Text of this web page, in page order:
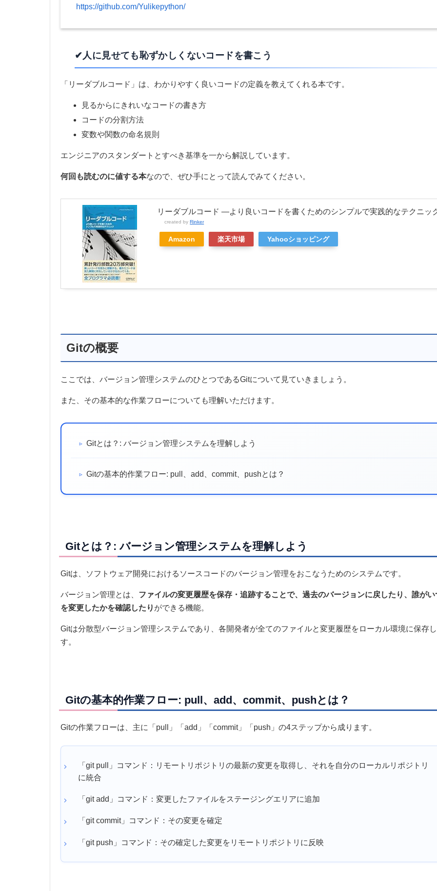
https://github.com/Yulikepython/
✔人に見せても恥ずかしくないコードを書こう
「リーダブルコード」は、わかりやすく良いコードの定義を教えてくれる本です。
見るからにきれいなコードの書き方
コードの分割方法
変数や関数の命名規則
エンジニアのスタンダートとすべき基準を一から解説しています。
何回も読むのに値する本なので、ぜひ手にとって読んでみてください。
リーダブルコード ―より良いコードを書くためのシンプルで実践的なテクニッ
created by Rinker
Amazon 楽天市場 Yahooショッピング
Gitの概要
ここでは、バージョン管理システムのひとつであるGitについて見ていきましょう。
また、その基本的な作業フローについても理解いただけます。
Gitとは？: バージョン管理システムを理解しよう
Gitの基本的作業フロー: pull、add、commit、pushとは？
Gitとは？: バージョン管理システムを理解しよう
Gitは、ソフトウェア開発におけるソースコードのバージョン管理をおこなうためのシステムです。
バージョン管理とは、 ファイルの変更履歴を保存・追跡することで、過去のバージョンに戻したり、誰がい
を変更したかを確認したり ができる機能。
Gitは分散型バージョン管理システムであり、各開発者が全てのファイルと変更履歴をローカル環境に保存
す。
Gitの基本的作業フロー: pull、add、commit、pushとは？
Gitの作業フローは、主に「pull」「add」「commit」「push」の4ステップから成ります。
「git pull」コマンド：リモートリポジトリの最新の変更を取得し、それを自分のローカルリポジトリ
に統合
「git add」コマンド：変更したファイルをステージングエリアに追加
「git commit」コマンド：その変更を確定
「git push」コマンド：その確定した変更をリモートリポジトリに反映